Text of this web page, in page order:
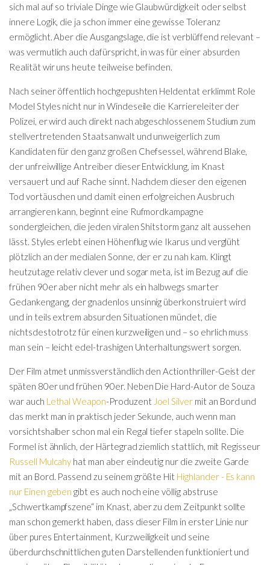
sich mal auf so triviale Dinge wie Glaubwürdigkeit oder selbst
innere Logik, die ja schon immer eine gewisse Toleranz
ermöglicht. Aber die Ausgangslage, die ist verblüffend relevant –
was vermutlich auch dafürspricht, in was für einer absurden
Realität wir uns heute teilweise befinden.
Nach seiner öffentlich hochgepushten Heldentat erklimmt Role
Model Styles nicht nur in Windeseile die Karriereleiter der
Polizei, er wird auch direkt nach abgeschlossenem Studium zum
stellvertretenden Staatsanwalt und unweigerlich zum
Kandidaten für den ganz großen Chefsessel, während Blake,
der unfreiwillige Antreiber dieser Entwicklung, im Knast
versauert und auf Rache sinnt. Nachdem dieser den eigenen
Tod vortäuschen und damit einen erfolgreichen Ausbruch
arrangieren kann, beginnt eine Rufmordkampagne
sondergleichen, die jeden viralen Shitstorm ganz alt aussehen
lässt. Styles erlebt einen Höhenflug wie Ikarus und verglüht
plötzlich an der medialen Sonne, der er zu nah kam. Klingt
heutzutage relativ clever und sogar meta, ist im Bezug auf die
frühen 90er aber nicht mehr als ein halbwegs smarter
Gedankengang, der gnadenlos unsinnig überkonstruiert wird
und in teils extrem absurden Situationen mündet, die
nichtsdestotrotz für einen kurzweiligen und – so ehrlich muss
man sein – leicht edel-trashigen Unterhaltungswert sorgen.
Der Film atmet unmissverständlich den Actionthriller-Geist der
späten 80er und frühen 90er. Neben Die Hard-Autor de Souza
war auch Lethal Weapon-Produzent Joel Silver mit an Bord und
das merkt man in praktisch jeder Sekunde, auch wenn man
vorsichtshalber schon mal ein Regal tiefer stapeln sollte. Die
Formel ist ähnlich, der Härtegrad ziemlich stattlich, mit Regisseur
Russell Mulcahy hat man aber eindeutig nur die zweite Garde
mit an Bord. Passend zu seinem größte Hit Highlander - Es kann
nur Einen geben gibt es auch noch eine völlig abstruse
„Schwertkampfszene“ im Knast, aber zu dem Zeitpunkt sollte
man schon gemerkt haben, dass dieser Film in erster Linie nur
über pures Entertainment, Kurzweiligkeit und seine
überdurchschnittlichen guten Darstellenden funktioniert und